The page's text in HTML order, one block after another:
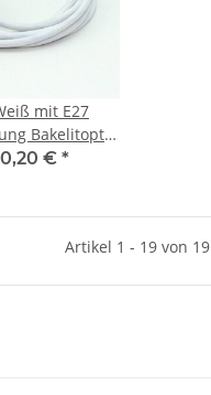
mit E27
Bakelitoptik
€ *
Artikel 1 - 19 von 19